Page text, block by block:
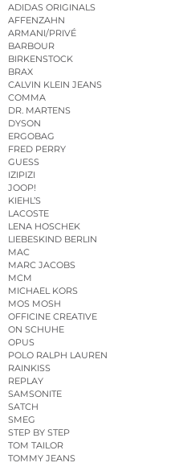
ADIDAS ORIGINALS
AFFENZAHN
ARMANI/PRIVÉ
BARBOUR
BIRKENSTOCK
BRAX
CALVIN KLEIN JEANS
COMMA
DR. MARTENS
DYSON
ERGOBAG
FRED PERRY
GUESS
IZIPIZI
JOOP!
KIEHL’S
LACOSTE
LENA HOSCHEK
LIEBESKIND BERLIN
MAC
MARC JACOBS
MCM
MICHAEL KORS
MOS MOSH
OFFICINE CREATIVE
ON SCHUHE
OPUS
POLO RALPH LAUREN
RAINKISS
REPLAY
SAMSONITE
SATCH
SMEG
STEP BY STEP
TOM TAILOR
TOMMY JEANS